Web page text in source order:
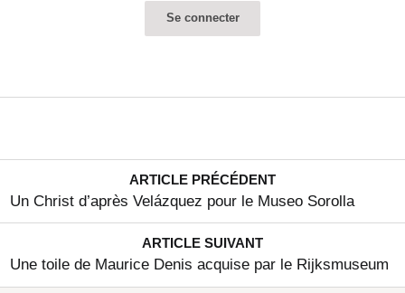
ARTICLE PRÉCÉDENT
Un Christ d’après Velázquez pour le Museo Sorolla
ARTICLE SUIVANT
Une toile de Maurice Denis acquise par le Rijksmuseum